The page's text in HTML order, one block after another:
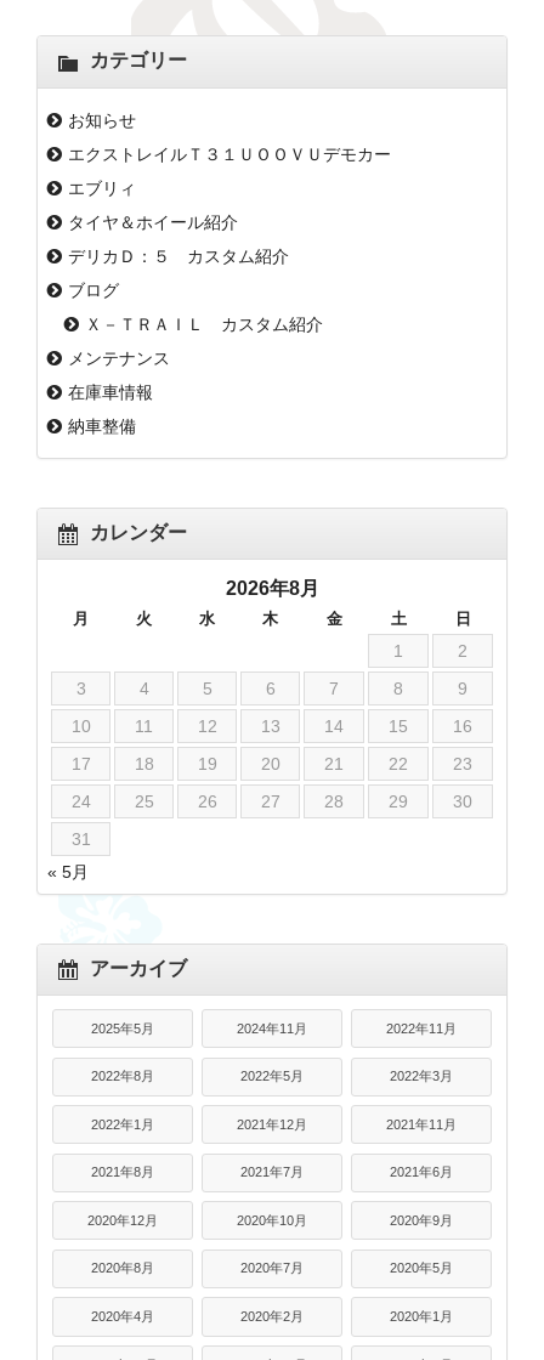
カテゴリー
お知らせ
エクストレイルＴ３１ＵＯＯＶＵデモカー
エブリィ
タイヤ＆ホイール紹介
デリカＤ：５ カスタム紹介
ブログ
Ｘ－ＴＲＡＩＬ カスタム紹介
メンテナンス
在庫車情報
納車整備
カレンダー
2026年8月
月 火 水 木 金 土 日
1
2
3
4 5 6 7 8
9
10
11 12 13 14 15
16
17
18 19 20 21 22
23
24
25 26 27 28 29
30
31
« 5月
アーカイブ
2025年5月 2024年11月 2022年11月
2022年8月 2022年5月 2022年3月
2022年1月 2021年12月 2021年11月
2021年8月 2021年7月 2021年6月
2020年12月 2020年10月 2020年9月
2020年8月 2020年7月 2020年5月
2020年4月 2020年2月 2020年1月